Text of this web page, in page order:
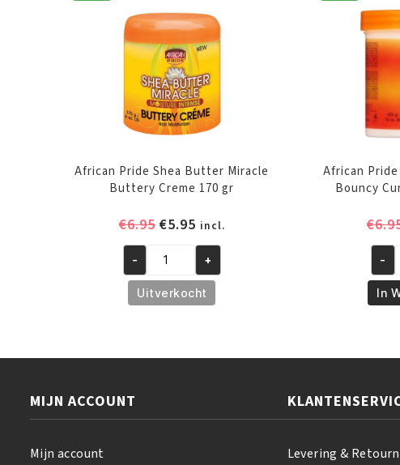
African Pride Shea Butter Miracle
Buttery Creme 170 gr
€6.95 Oorspronkelijke
was:
€6.95.
€5.95Huidige
prijs
is:
€5.95.
incl.
African
Pride
Shea
170
gr
- +
Uitverkocht
African
Bouncy
€
Shea
425
-
In
MIJN ACCOUNT
Mijn account Levering &